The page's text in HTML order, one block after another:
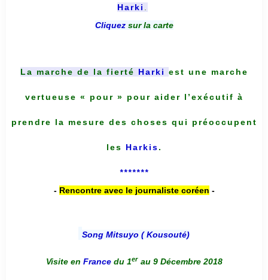
Harki .
Cliquez sur la carte
La marche de la fierté Harki est une marche
vertueuse « pour » pour aider l’exécutif à
prendre la mesure des choses qui préoccupent
les Harkis.
*******
- Rencontre avec le journaliste coréen -
Song Mitsuyo ( Kousouté)
Visite en France du 1er au 9 Décembre 2018